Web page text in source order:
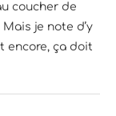
coucher de
je note d’y
encore, ça doit